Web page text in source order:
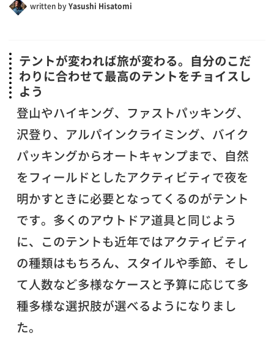
written byYasushi Hisatomi
テントが変われば旅が変わる。自分のこだ
わりに合わせて最高のテントをチョイスし
よう
登山やハイキング、ファストパッキング、
沢登り、アルパインクライミング、バイク
パッキングからオートキャンプまで、自然
をフィールドとしたアクティビティで夜を
明かすときに必要となってくるのがテント
です。多くのアウトドア道具と同じよう
に、このテントも近年ではアクティビティ
の種類はもちろん、スタイルや季節、そし
て人数など多様なケースと予算に応じて多
種多様な選択肢が選べるようになりまし
た。